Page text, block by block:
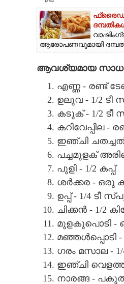
ഫ്രൈഡ്
ആരോപണവുമായി
ആവശ്യമായ
എണ്ണ - രണ്ട്
ഉലുവ - 1/2
കടുക് - 1/2
കറിവേപ്പില -
ഇഞ്ചി
പച്ചമുളക്
പുളി - 1/2 കപ്പ്
ശർക്കര - ഒരു
ഉപ്പ് - 1/4 ടീ
ചിക്കൻ - 1/2
മുളകുപൊടി -
മഞ്ഞൾപ്പൊടി
ഗരം മസാല -
ഇഞ്ചി
നാരങ്ങ -